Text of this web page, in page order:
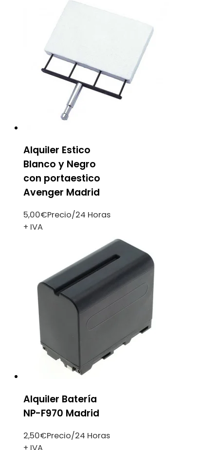
Alquiler Estico
Blanco y Negro
con portaestico
Avenger Madrid
5,00€Precio/24 Horas
+ IVA
Alquiler Batería
NP-F970 Madrid
2,50€Precio/24 Horas
+ IVA